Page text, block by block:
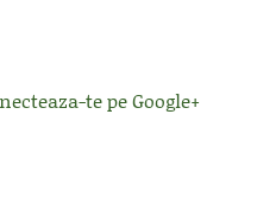
te pe Google+